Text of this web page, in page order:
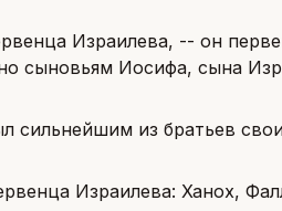
Израилева, -- он
сыновьям Иосифа, сына
сильнейшим из братьев
Израилева: Ханох,